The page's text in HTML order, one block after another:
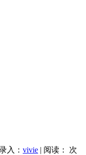
入： vivie | 阅读：
次